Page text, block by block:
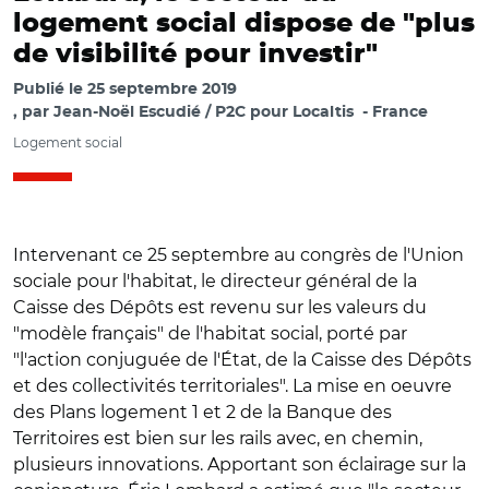
logement social dispose de "plus
de visibilité pour investir"
Publié le 25 septembre 2019
par Jean-Noël Escudié / P2C pour Localtis France
Logement social
Intervenant ce 25 septembre au congrès de l'Union
sociale pour l'habitat, le directeur général de la
Caisse des Dépôts est revenu sur les valeurs du
"modèle français" de l'habitat social, porté par
"l'action conjuguée de l'État, de la Caisse des Dépôts
et des collectivités territoriales". La mise en oeuvre
des Plans logement 1 et 2 de la Banque des
Territoires est bien sur les rails avec, en chemin,
plusieurs innovations. Apportant son éclairage sur la